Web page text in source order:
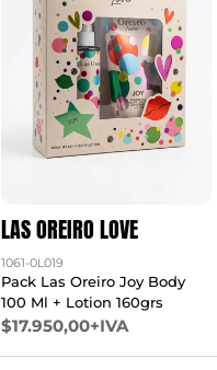
LAS OREIRO LOVE
1061-0L019
Pack Las Oreiro Joy Body
100 Ml + Lotion 160grs
$17.950,00+IVA